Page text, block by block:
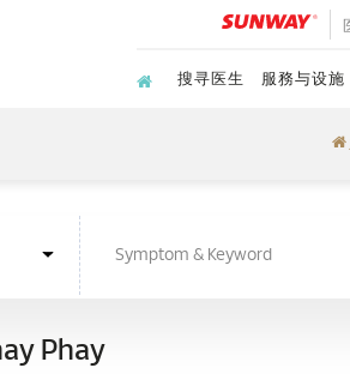
搜寻医生 服務与设施
Phay